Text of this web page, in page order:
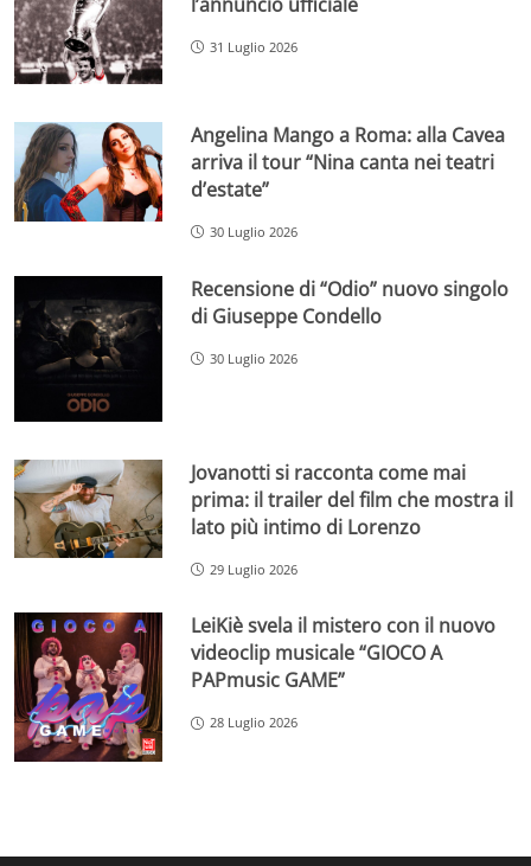
31 Luglio 2026
Angelina Mango a Roma: alla Cavea
arriva il tour “Nina canta nei teatri
d’estate”
30 Luglio 2026
Recensione di “Odio” nuovo singolo
di Giuseppe Condello
30 Luglio 2026
Jovanotti si racconta come mai
prima: il trailer del film che mostra il
lato più intimo di Lorenzo
29 Luglio 2026
LeiKiè svela il mistero con il nuovo
videoclip musicale “GIOCO A
PAPmusic GAME”
28 Luglio 2026